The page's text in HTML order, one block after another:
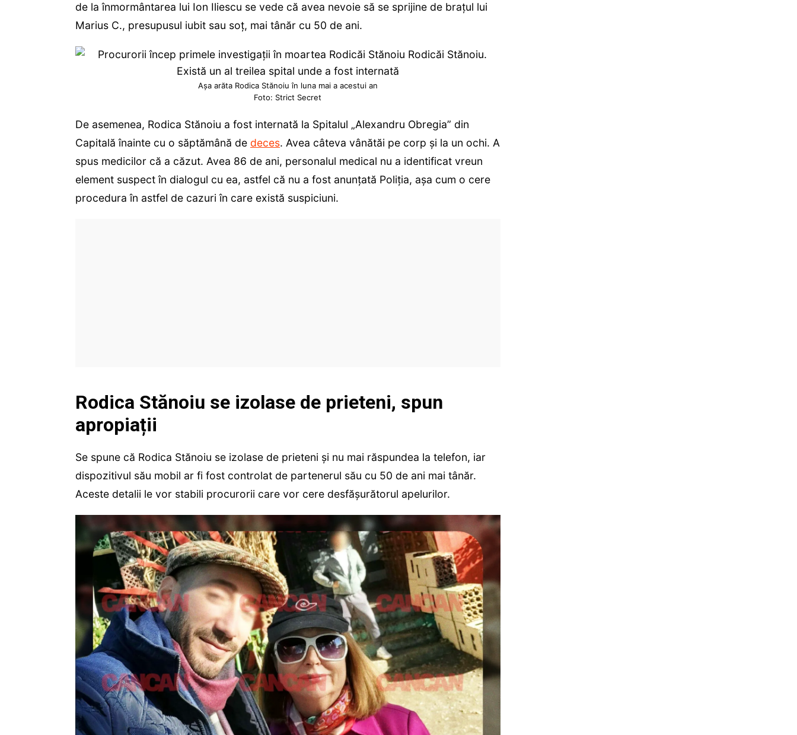
de la înmormântarea lui Ion Iliescu se vede că avea nevoie să se sprijine de brațul lui
Marius C., presupusul iubit sau soț, mai tânăr cu 50 de ani.
Așa arăta Rodica Stănoiu în luna mai a acestui an
Foto: Strict Secret
De asemenea, Rodica Stănoiu a fost internată la Spitalul „Alexandru Obregia” din
Capitală înainte cu o săptămână de deces. Avea câteva vânătăi pe corp și la un ochi. A
spus medicilor că a căzut. Avea 86 de ani, personalul medical nu a identificat vreun
element suspect în dialogul cu ea, astfel că nu a fost anunțată Poliția, așa cum o cere
procedura în astfel de cazuri în care există suspiciuni.
Rodica Stănoiu se izolase de prieteni, spun
apropiații
Se spune că Rodica Stănoiu se izolase de prieteni și nu mai răspundea la telefon, iar
dispozitivul său mobil ar fi fost controlat de partenerul său cu 50 de ani mai tânăr.
Aceste detalii le vor stabili procurorii care vor cere desfășurătorul apelurilor.